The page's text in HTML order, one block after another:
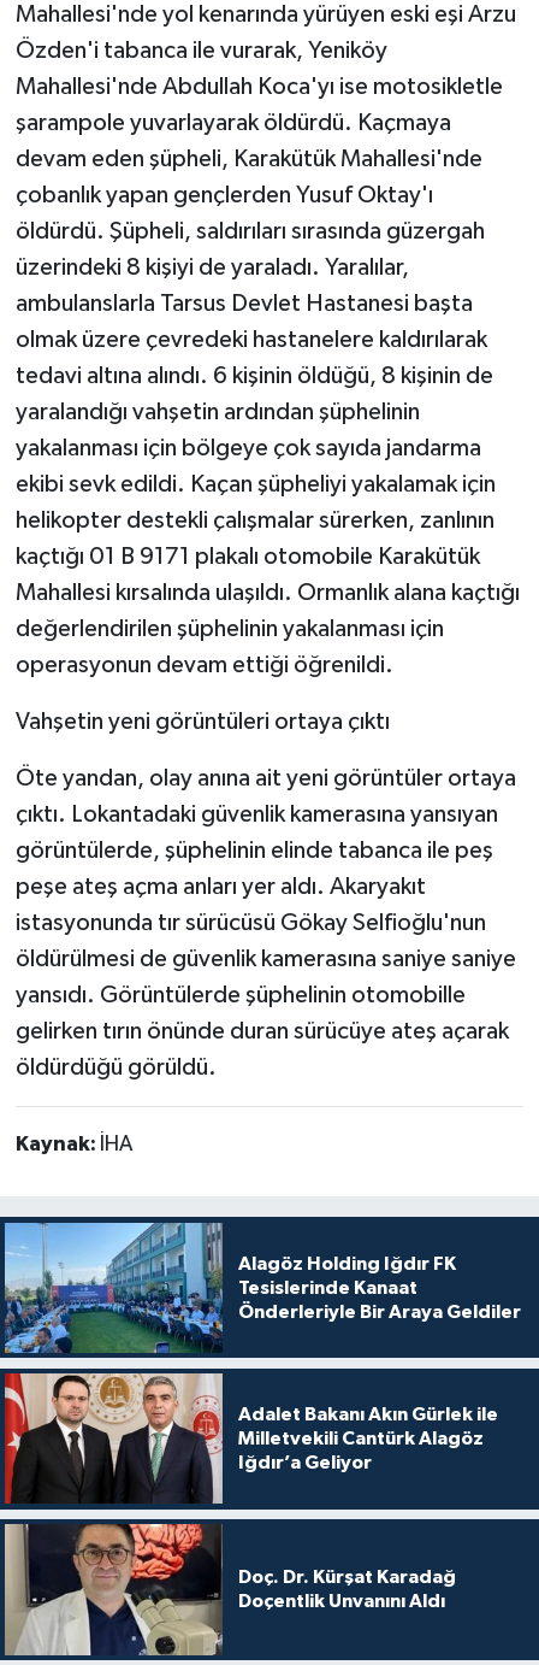
Mahallesi'nde yol kenarında yürüyen eski eşi Arzu
Özden'i tabanca ile vurarak, Yeniköy
Mahallesi'nde Abdullah Koca'yı ise motosikletle
şarampole yuvarlayarak öldürdü. Kaçmaya
devam eden şüpheli, Karakütük Mahallesi'nde
çobanlık yapan gençlerden Yusuf Oktay'ı
öldürdü. Şüpheli, saldırıları sırasında güzergah
üzerindeki 8 kişiyi de yaraladı. Yaralılar,
ambulanslarla Tarsus Devlet Hastanesi başta
olmak üzere çevredeki hastanelere kaldırılarak
tedavi altına alındı. 6 kişinin öldüğü, 8 kişinin de
yaralandığı vahşetin ardından şüphelinin
yakalanması için bölgeye çok sayıda jandarma
ekibi sevk edildi. Kaçan şüpheliyi yakalamak için
helikopter destekli çalışmalar sürerken, zanlının
kaçtığı 01 B 9171 plakalı otomobile Karakütük
Mahallesi kırsalında ulaşıldı. Ormanlık alana kaçtığı
değerlendirilen şüphelinin yakalanması için
operasyonun devam ettiği öğrenildi.
Vahşetin yeni görüntüleri ortaya çıktı
Öte yandan, olay anına ait yeni görüntüler ortaya
çıktı. Lokantadaki güvenlik kamerasına yansıyan
görüntülerde, şüphelinin elinde tabanca ile peş
peşe ateş açma anları yer aldı. Akaryakıt
istasyonunda tır sürücüsü Gökay Selfioğlu'nun
öldürülmesi de güvenlik kamerasına saniye saniye
yansıdı. Görüntülerde şüphelinin otomobille
gelirken tırın önünde duran sürücüye ateş açarak
öldürdüğü görüldü.
Kaynak: İHA
Alagöz Holding Iğdır FK
Tesislerinde Kanaat
Önderleriyle Bir Araya Geldiler
Adalet Bakanı Akın Gürlek ile
Milletvekili Cantürk Alagöz
Iğdır’a Geliyor
Doç. Dr. Kürşat Karadağ
Doçentlik Unvanını Aldı